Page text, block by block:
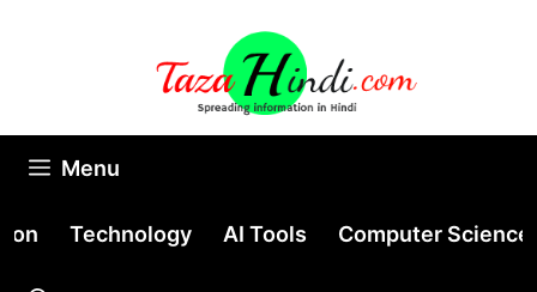
Menu
Technology AI Tools Computer Science